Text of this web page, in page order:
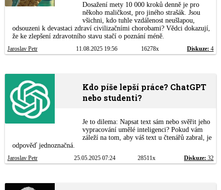
Dosažení mety 10 000 kroků denně je pro
někoho maličkost, pro jiného strašák. Jsou
všichni, kdo tuhle vzdálenost neušlapou,
odsouzeni k devastaci zdraví civilizačními chorobami? Vědci dokazují,
že ke zlepšení zdravotního stavu stačí o poznání méně.
Jaroslav Petr 11.08.2025 19:56 16278x Diskuze: 4
Kdo píše lepší práce? ChatGPT
nebo studenti?
Je to dilema: Napsat text sám nebo svěřit jeho
vypracování umělé inteligenci? Pokud vám
záleží na tom, aby váš text u čtenářů zabral, je
odpověď jednoznačná.
Jaroslav Petr 25.05.2025 07:24 28511x Diskuze: 32